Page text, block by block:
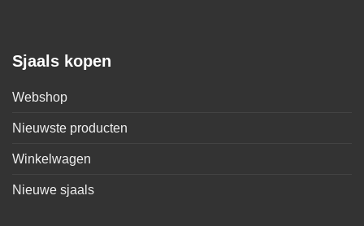
Sjaals kopen
Webshop
Nieuwste producten
Winkelwagen
Nieuwe sjaals